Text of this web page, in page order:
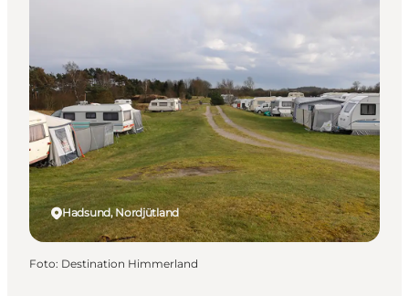
Hadsund, Nordjütland
Foto: Destination Himmerland